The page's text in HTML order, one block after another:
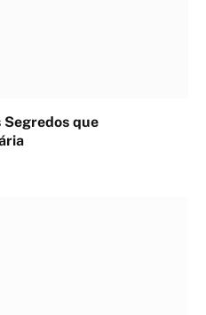
Segredos que